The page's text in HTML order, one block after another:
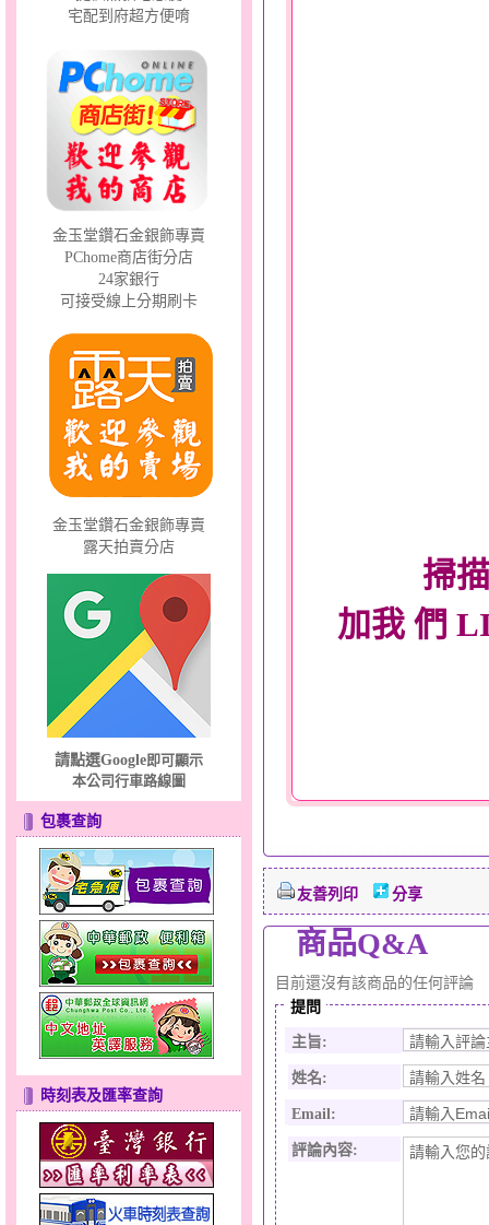
宅配到府超方便唷
金玉堂鑽石金銀飾專賣
PChome商店街分店
24家銀行
可接受線上分期刷卡
金玉堂鑽石金銀飾專賣
露天拍賣分店
請點選Google即可顯示
本公司行車路線圖
包裹查詢
時刻表及匯率查詢
掃
加我 們
友善列印 分享
商品Q&A
目前還沒有該商品的任何評論
提問
主旨:
姓名:
Email:
評論內容: